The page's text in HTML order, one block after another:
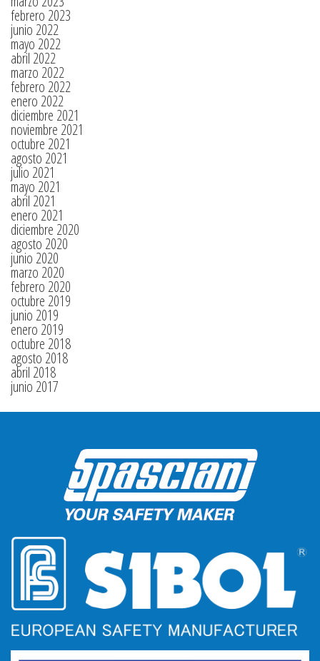
febrero 2023
junio 2022
mayo 2022
abril 2022
marzo 2022
febrero 2022
enero 2022
diciembre 2021
noviembre 2021
octubre 2021
agosto 2021
julio 2021
mayo 2021
abril 2021
enero 2021
diciembre 2020
agosto 2020
junio 2020
marzo 2020
febrero 2020
octubre 2019
junio 2019
enero 2019
octubre 2018
agosto 2018
abril 2018
junio 2017